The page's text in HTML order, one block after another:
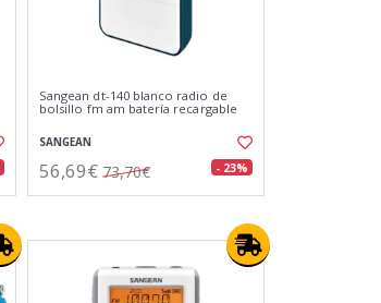
Sangean dt-140 blanco radio de
bolsillo fm am batería recargable
SANGEAN
56,69€ 73,70€ - 23%